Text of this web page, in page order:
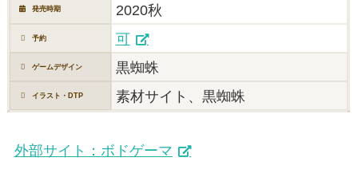
発売時期 2020秋
予約 可
ゲームデザイン 黒蜘蛛
イラスト・DTP 素材サイト、黒蜘蛛
外部サイト：ボドゲーマ